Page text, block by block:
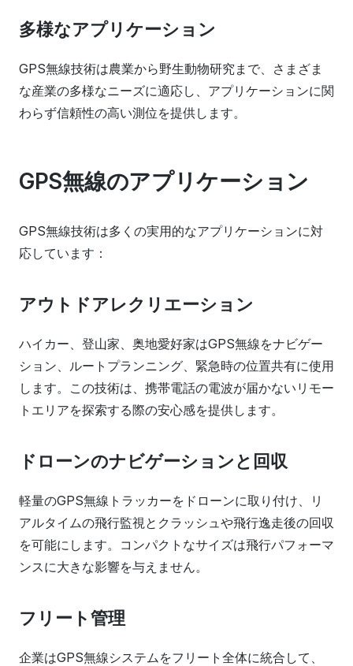
多様なアプリケーション
GPS無線技術は農業から野生動物研究まで、さまざま
な産業の多様なニーズに適応し、アプリケーションに関
わらず信頼性の高い測位を提供します。
GPS無線のアプリケーション
GPS無線技術は多くの実用的なアプリケーションに対
応しています：
アウトドアレクリエーション
ハイカー、登山家、奥地愛好家はGPS無線をナビゲー
ション、ルートプランニング、緊急時の位置共有に使用
します。この技術は、携帯電話の電波が届かないリモー
トエリアを探索する際の安心感を提供します。
ドローンのナビゲーションと回収
軽量のGPS無線トラッカーをドローンに取り付け、リ
アルタイムの飛行監視とクラッシュや飛行逸走後の回収
を可能にします。コンパクトなサイズは飛行パフォーマ
ンスに大きな影響を与えません。
フリート管理
企業はGPS無線システムをフリート全体に統合して、